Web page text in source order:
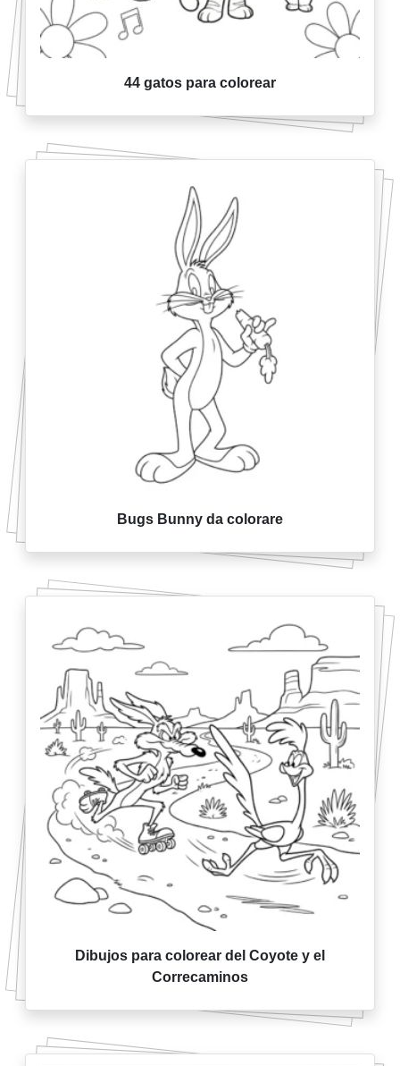
44 gatos para colorear
Bugs Bunny da colorare
Dibujos para colorear del Coyote y el
Correcaminos